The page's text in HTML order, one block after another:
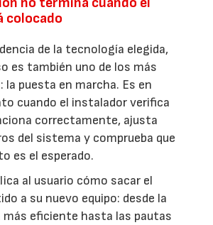
colocado
de la tecnología elegida,
es también uno de los más
puesta en marcha. Es en
cuando el instalador verifica
correctamente, ajusta
del sistema y comprueba que
es el esperado.
al usuario cómo sacar el
a su nuevo equipo: desde la
eficiente hasta las pautas